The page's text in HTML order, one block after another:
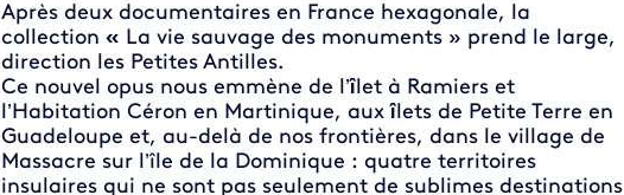
Après deux documentaires en France hexagonale, la
collection « La vie sauvage des monuments » prend le large,
direction les Petites Antilles.
Ce nouvel opus nous emmène de l’îlet à Ramiers et
l’Habitation Céron en Martinique, auxîlets de Petite Terre en
Guadeloupe et, au-delà de nos frontières, dans le village de
Massacre sur l’île de la Dominique : quatre territoires
insulaires qui ne sont pas seulement de sublimes destinations